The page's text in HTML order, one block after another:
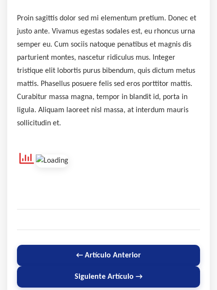
Proin sagittis dolor sed mi elementum pretium. Donec et
justo ante. Vivamus egestas sodales est, eu rhoncus urna
semper eu. Cum sociis natoque penatibus et magnis dis
parturient montes, nascetur ridiculus mus. Integer
tristique elit lobortis purus bibendum, quis dictum metus
mattis. Phasellus posuere felis sed eros porttitor mattis.
Curabitur massa magna, tempor in blandit id, porta in
ligula. Aliquam laoreet nisl massa, at interdum mauris
sollicitudin et.
← Artículo Anterior
Siguiente Artículo →